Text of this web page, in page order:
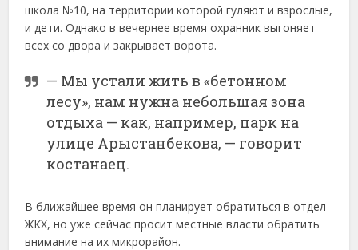
школа №10, на территории которой гуляют и взрослые,
и дети. Однако в вечернее время охранник выгоняет
всех со двора и закрывает ворота.
— Мы устали жить в «бетонном
лесу», нам нужна небольшая зона
отдыха — как, например, парк на
улице Арыстанбекова, — говорит
костанаец.
В ближайшее время он планирует обратиться в отдел
ЖКХ, но уже сейчас просит местные власти обратить
внимание на их микрорайон.